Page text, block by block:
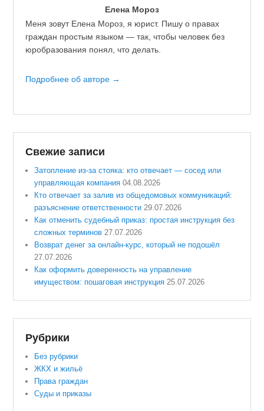
Елена Мороз
Меня зовут Елена Мороз, я юрист. Пишу о правах
граждан простым языком — так, чтобы человек без
юробразования понял, что делать.
Подробнее об авторе →
Свежие записи
Затопление из-за стояка: кто отвечает — сосед или
управляющая компания 04.08.2026
Кто отвечает за залив из общедомовых коммуникаций:
разъяснение ответственности 29.07.2026
Как отменить судебный приказ: простая инструкция без
сложных терминов 27.07.2026
Возврат денег за онлайн-курс, который не подошёл
27.07.2026
Как оформить доверенность на управление
имуществом: пошаговая инструкция 25.07.2026
Рубрики
Без рубрики
ЖКХ и жильё
Права граждан
Суды и приказы